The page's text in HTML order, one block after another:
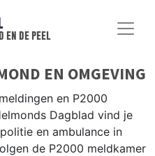
en de peel
EN OMGEVING
en P2000
Dagblad vind je
en ambulance in
de P2000 meldkamer